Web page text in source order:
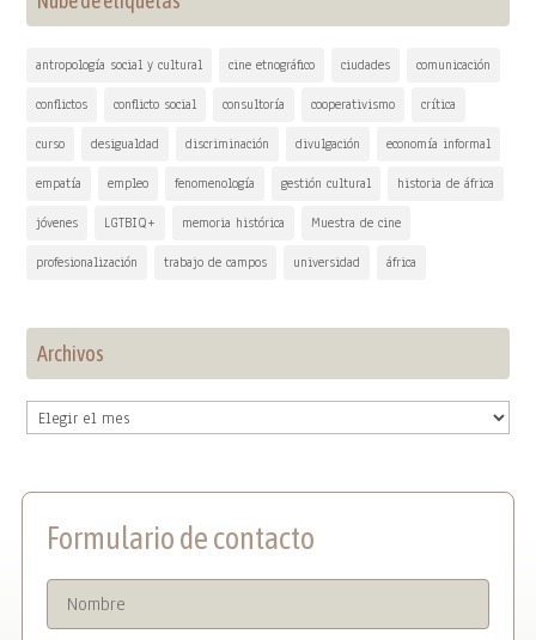
antropología social y cultural cine etnográfico ciudades comunicación
conflictos conflicto social consultoría cooperativismo crítica
curso desigualdad discriminación divulgación economía informal
empatía empleo fenomenología gestión cultural historia de áfrica
jóvenes LGTBIQ+ memoria histórica Muestra de cine
profesionalización trabajo de campos universidad áfrica
Archivos
Archivos
Formulario de contacto